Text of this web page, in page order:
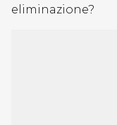
eliminazione?